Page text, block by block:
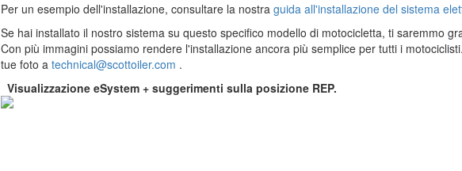
Per un esempio dell'installazione, consultare la nostra guida all'installazione del sistema
Se hai installato il nostro sistema su questo specifico modello di motocicletta, ti saremmo
Con più immagini possiamo rendere l'installazione ancora più semplice per tutti i
tue foto a technical@scottoiler.com .
Visualizzazione eSystem + suggerimenti sulla posizione REP.